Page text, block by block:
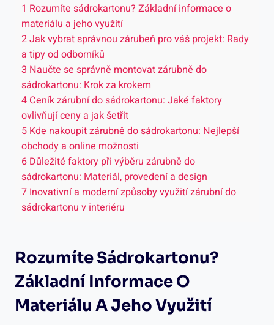
1 Rozumíte sádrokartonu? Základní informace o
materiálu a jeho využití
2Jak vybrat správnou zárubeň pro váš projekt: Rady
a tipy od odborníků
3 Naučte se správně montovat zárubně do
sádrokartonu: Krok za krokem
4 Ceník zárubní do sádrokartonu: Jaké faktory
ovlivňují ceny a jak šetřit
5 Kde nakoupit zárubně do sádrokartonu: Nejlepší
obchody a online možnosti
6 Důležité faktory při výběru zárubně do
sádrokartonu: Materiál, provedení a design
7 Inovativní a moderní způsoby využití zárubní do
sádrokartonu v interiéru
Rozumíte Sádrokartonu?
Základní Informace O
Materiálu A Jeho Využití